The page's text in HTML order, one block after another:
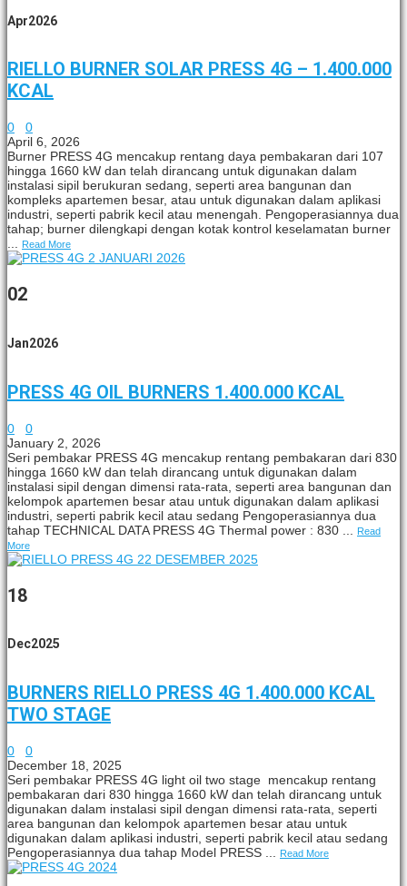
Apr2026
RIELLO BURNER SOLAR PRESS 4G – 1.400.000
KCAL
0
0
April 6, 2026
Burner PRESS 4G mencakup rentang daya pembakaran dari 107
hingga 1660 kW dan telah dirancang untuk digunakan dalam
instalasi sipil berukuran sedang, seperti area bangunan dan
kompleks apartemen besar, atau untuk digunakan dalam aplikasi
industri, seperti pabrik kecil atau menengah. Pengoperasiannya dua
tahap; burner dilengkapi dengan kotak kontrol keselamatan burner
... Read More
02
Jan2026
PRESS 4G OIL BURNERS 1.400.000 KCAL
0
0
January 2, 2026
Seri pembakar PRESS 4G mencakup rentang pembakaran dari 830
hingga 1660 kW dan telah dirancang untuk digunakan dalam
instalasi sipil dengan dimensi rata-rata, seperti area bangunan dan
kelompok apartemen besar atau untuk digunakan dalam aplikasi
industri, seperti pabrik kecil atau sedang Pengoperasiannya dua
tahap TECHNICAL DATA PRESS 4G Thermal power : 830 ...
Read
More
18
Dec2025
BURNERS RIELLO PRESS 4G 1.400.000 KCAL
TWO STAGE
0
0
December 18, 2025
Seri pembakar PRESS 4G light oil two stage mencakup rentang
pembakaran dari 830 hingga 1660 kW dan telah dirancang untuk
digunakan dalam instalasi sipil dengan dimensi rata-rata, seperti
area bangunan dan kelompok apartemen besar atau untuk
digunakan dalam aplikasi industri, seperti pabrik kecil atau sedang
Pengoperasiannya dua tahap Model PRESS ...
Read More